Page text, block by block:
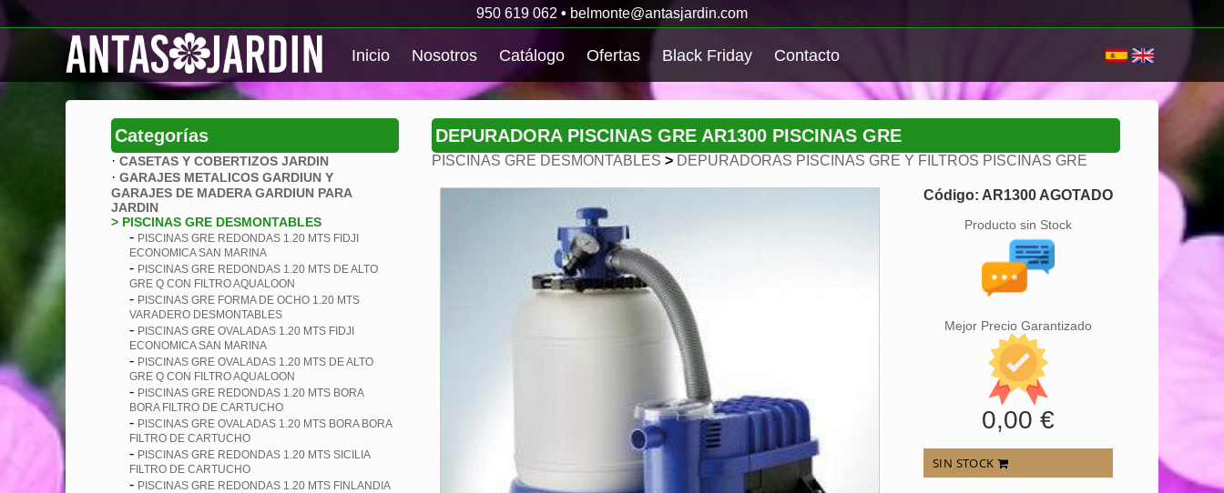
950 619 062 • belmonte@antasjardin.com
Inicio Nosotros Catálogo Ofertas Black Friday Contacto
Categorías
· CASETAS Y COBERTIZOS JARDIN
· GARAJES METALICOS GARDIUN Y
GARAJES DE MADERA GARDIUN PARA
JARDIN
> PISCINAS GRE DESMONTABLES
- PISCINAS GRE REDONDAS 1.20 MTS FIDJI
ECONOMICA SAN MARINA
- PISCINAS GRE REDONDAS 1.20 MTS DE ALTO
GRE Q CON FILTRO AQUALOON
- PISCINAS GRE FORMA DE OCHO 1.20 MTS
VARADERO DESMONTABLES
- PISCINAS GRE OVALADAS 1.20 MTS FIDJI
ECONOMICA SAN MARINA
- PISCINAS GRE OVALADAS 1.20 MTS DE ALTO
GRE Q CON FILTRO AQUALOON
- PISCINAS GRE REDONDAS 1.20 MTS BORA
BORA FILTRO DE CARTUCHO
- PISCINAS GRE OVALADAS 1.20 MTS BORA BORA
FILTRO DE CARTUCHO
- PISCINAS GRE REDONDAS 1.20 MTS SICILIA
FILTRO DE CARTUCHO
- PISCINAS GRE REDONDAS 1.20 MTS FINLANDIA
DEPURADORA PISCINAS GRE AR1300 PISCINAS GRE
PISCINAS GRE DESMONTABLES > DEPURADORAS PISCINAS GRE Y FILTROS PISCINAS GRE
Código: AR1300 AGOTADO
Producto sin Stock
Mejor Precio Garantizado
0,00 €
SIN STOCK